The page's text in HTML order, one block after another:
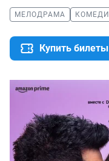
МЕЛОДРАМА
Купить билеты